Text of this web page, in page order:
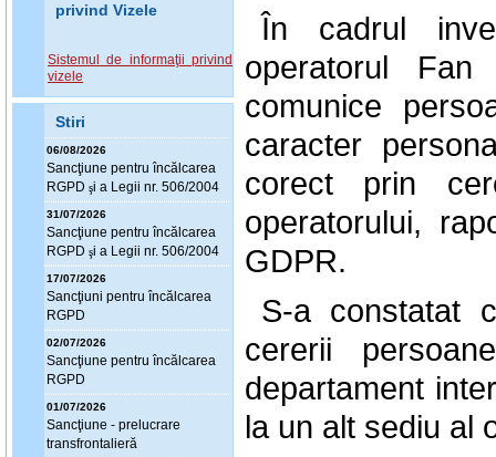
privind Vizele
Sistemul de informaţii privind
vizele
Stiri
06/08/2026
Sancţiune pentru încălcarea
RGPD şi a Legii nr. 506/2004
31/07/2026
Sancţiune pentru încălcarea
RGPD şi a Legii nr. 506/2004
17/07/2026
Sancţiuni pentru încălcarea
RGPD
02/07/2026
Sancţiune pentru încălcarea
RGPD
01/07/2026
Sancţiune - prelucrare
transfrontalieră
În cadrul
operatorul
comunice
caracter
corect prin
operatorului,
GDPR.
S-a constatat
cererii
departament
la un alt sediu al